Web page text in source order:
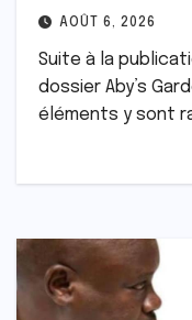
AOÛT 6, 2026
Suite à la
dossier Aby’s
éléments y sont